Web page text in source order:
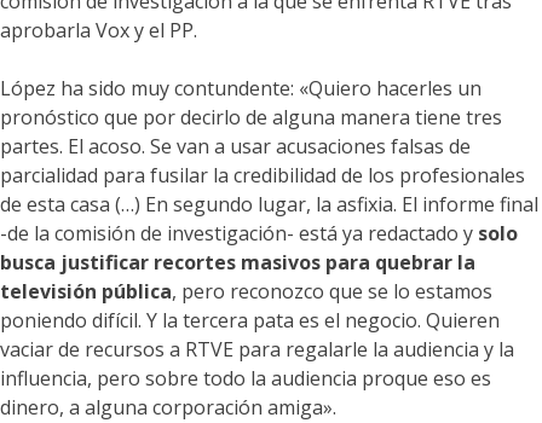
aprobarla Vox y el PP.
López ha sido muy contundente: «Quiero hacerles un
pronóstico que por decirlo de alguna manera tiene tres
partes. El acoso. Se van a usar acusaciones falsas de
parcialidad para fusilar la credibilidad de los profesionales
de esta casa (…) En segundo lugar, la asfixia. El informe final
-de la comisión de investigación- está ya redactado y solo
busca justificar recortes masivos para quebrar la
televisión pública, pero reconozco que se lo estamos
poniendo difícil. Y la tercera pata es el negocio. Quieren
vaciar de recursos a RTVE para regalarle la audiencia y la
influencia, pero sobre todo la audiencia proque eso es
dinero, a alguna corporación amiga».